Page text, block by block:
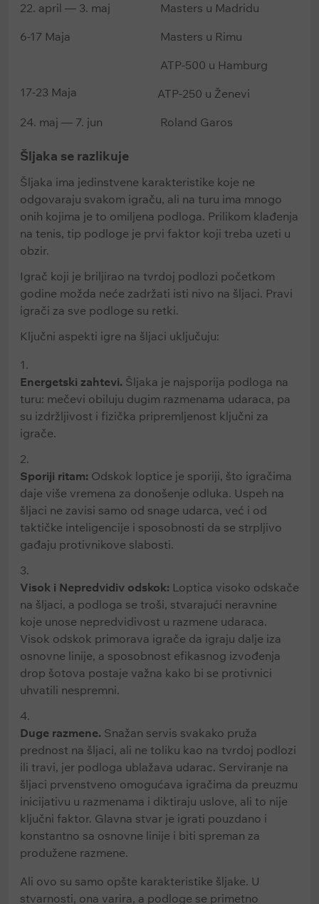
22. april — 3. maj
Masters u Madridu
6-17 Maja
Masters u Rimu
17-23 Maja
ATP-500 u Hamburg
ATP-250 u Ženevi
24. maj — 7. jun
Roland Garos
Šljaka se razlikuje
Šljaka ima jedinstvene karakteristike koje ne
odgovaraju svakom igraču, ali na turu ima mnogo
onih kojima je to omiljena podloga. Prilikom klađenja
na tenis, tip podloge je prvi faktor koji treba uzeti u
obzir.
Igrač koji je briljirao na tvrdoj podlozi početkom
godine možda neće zadržati isti nivo na šljaci. Pravi
igrači za sve podloge su retki.
Ključni aspekti igre na šljaci uključuju:
Energetski zahtevi. Šljaka je najsporija podloga na
turu: mečevi obiluju dugim razmenama udaraca, pa
su izdržljivost i fizička pripremljenost ključni za
igrače.
Sporiji ritam: Odskok loptice je sporiji, što igračima
daje više vremena za donošenje odluka. Uspeh na
šljaci ne zavisi samo od snage udarca, već i od
taktičke inteligencije i sposobnosti da se strpljivo
gađaju protivnikove slabosti.
Visok i Nepredvidiv odskok: Loptica visoko odskače
na šljaci, a podloga se troši, stvarajući neravnine
koje unose nepredvidivost u razmene udaraca.
Visok odskok primorava igrače da igraju dalje iza
osnovne linije, a sposobnost efikasnog izvođenja
drop šotova postaje važna kako bi se protivnici
uhvatili nespremni.
Duge razmene. Snažan servis svakako pruža
prednost na šljaci, ali ne toliku kao na tvrdoj podlozi
ili travi, jer podloga ublažava udarac. Serviranje na
šljaci prvenstveno omogućava igračima da preuzmu
inicijativu u razmenama i diktiraju uslove, ali to nije
ključni faktor. Glavna stvar je igrati pouzdano i
konstantno sa osnovne linije i biti spreman za
produžene razmene.
Ali ovo su samo opšte karakteristike šljake. U
stvarnosti, ona varira, a podloge se primetno